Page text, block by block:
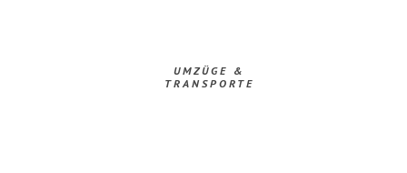
UMZÜGE &
TRANSPORTE